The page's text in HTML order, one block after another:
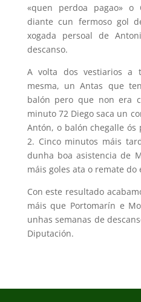
«quen perdoa pagao» o
diante cun fermoso gol
xogada persoal de
descanso.
A volta dos vestiarios a
mesma, un Antas que
balón pero que non era
minuto 72 Diego saca un
Antón, o balón chegalle ós
2. Cinco minutos máis
dunha boa asistencia de
máis goles ata o remate do
Con este resultado
máis que Portomarín e
unhas semanas de
Diputación.